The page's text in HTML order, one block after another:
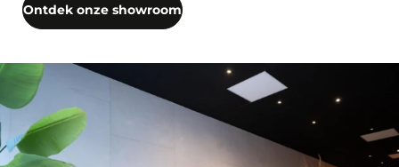
Ontdek onze showroom